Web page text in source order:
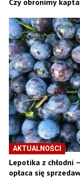
AKTUALNOŚCI
Lepotika z chłodni
opłaca się